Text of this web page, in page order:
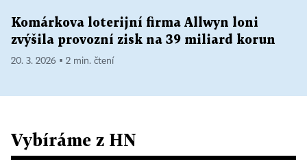
Komárkova loterijní firma Allwyn loni
zvýšila provozní zisk na 39 miliard korun
20. 3. 2026 ▪ 2 min. čtení
Vybíráme z HN